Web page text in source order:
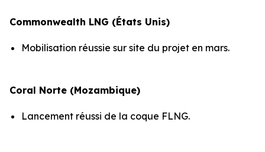
Commonwealth LNG (États Unis)
Mobilisation réussie sur site du projet en mars.
Coral Norte (Mozambique)
Lancement réussi de la coque FLNG.